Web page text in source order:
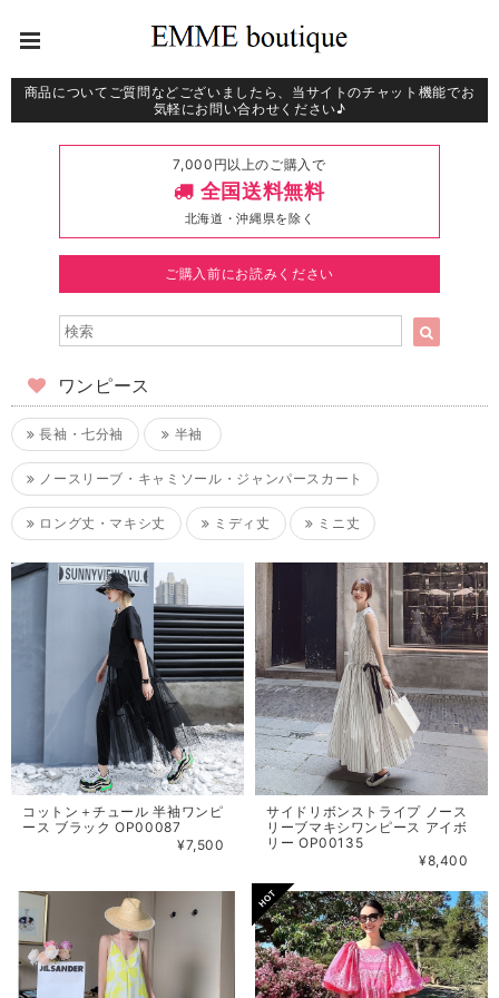
商品についてご質問などございましたら、当サイトのチャット機能でお
気軽にお問い合わせください♪
7,000円以上のご購入で
全国送料無料
北海道・沖縄県を除く
ご購入前にお読みください
ワンピース
長袖・七分袖 半袖
ノースリーブ・キャミソール・ジャンパースカート
ロング丈・マキシ丈 ミディ丈 ミニ丈
コットン＋チュール 半袖ワンピ
ース ブラック OP00087
¥7,500
サイドリボンストライプ ノース
リーブマキシワンピース アイボ
リー OP00135
¥8,400